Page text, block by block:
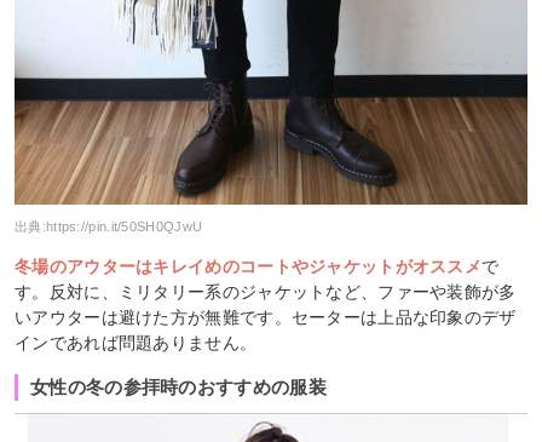
出典:https://pin.it/50SH0QJwU
冬場のアウターはキレイめのコートやジャケットがオススメで
す。反対に、ミリタリー系のジャケットなど、ファーや装飾が多
いアウターは避けた方が無難です。セーターは上品な印象のデザ
インであれば問題ありません。
女性の冬の参拝時のおすすめの服装